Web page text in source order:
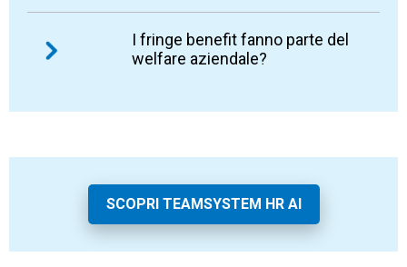
famiglia, assistenza sanitaria, formazione,
convenzioni e strumenti per conciliare meglio
Sì, il welfare aziendale può convenire anche
alle PMI, purché sia proporzionato alle risorse
I fringe benefit fanno parte del
welfare aziendale?
Sì, i fringe benefit possono far parte del
beneficiare di un trattamento fiscale agevolato.
Le soglie e le regole vanno sempre verificate
SCOPRI TEAMSYSTEM HR AI